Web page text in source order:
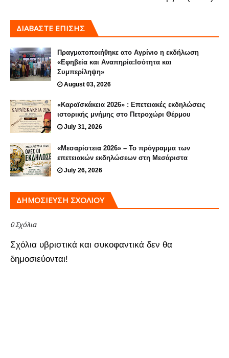
ΔΙΑΒΑΣΤΕ ΕΠΙΣΗΣ
Πραγματοποιήθηκε ατο Αγρίνιο η εκδήλωση
«Εφηβεία και Αναπηρία:Ισότητα και
Συμπερίληψη»
August 03, 2026
«Καραϊσκάκεια 2026» : Επετειακές εκδηλώσεις
ιστορικής μνήμης στο Πετροχώρι Θέρμου
July 31, 2026
«Μεσαρίστεια 2026» – Το πρόγραμμα των
επετειακών εκδηλώσεων στη Μεσάριστα
July 26, 2026
ΔΗΜΟΣΊΕΥΣΗ ΣΧΟΛΊΟΥ
0 Σχόλια
Σχόλια υβριστικά και συκοφαντικά δεν θα
δημοσιεύονται!